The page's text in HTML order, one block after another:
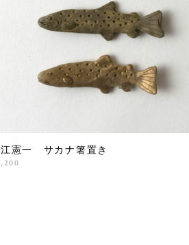
憲一 サカナ箸置き